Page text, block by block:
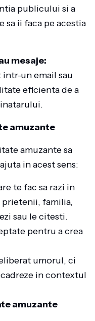
publicului si a
sa ii faca pe acestia
mesaje:
un email sau
eficienta de a
amuzante
amuzante sa
in acest sens:
te fac sa razi in
prietenii, familia,
sau le citesti.
pentru a crea
umorul, ci
in contextul
amuzante